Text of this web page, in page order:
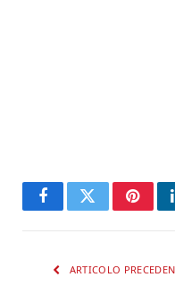
FacebookTwitter
ARTICOLO